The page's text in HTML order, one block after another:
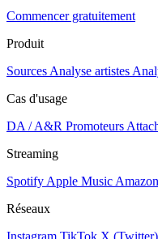
Commencer gratuitement
Produit
Sources Analyse artistes
Cas d'usage
DA / A&R Promoteurs
Streaming
Spotify Apple Music
Réseaux
Instagram TikTok X (Twitter)